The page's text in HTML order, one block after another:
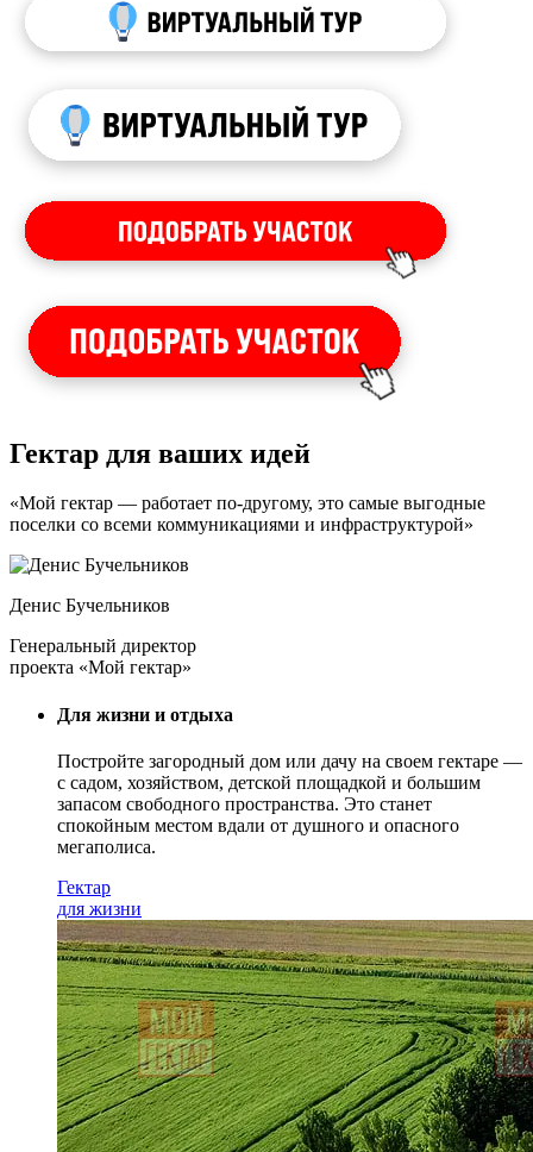
Гектар для ваших идей
«Мой гектар — работает по-другому, это самые выгодные
поселки со всеми коммуникациями и инфраструктурой»
Денис Бучельников
Генеральный директор
проекта «Мой гектар»
Для жизни и отдыха
Постройте загородный дом или дачу на своем гектаре —
с садом, хозяйством, детской площадкой и большим
запасом свободного пространства. Это станет
спокойным местом вдали от душного и опасного
мегаполиса.
Гектар
для жизни